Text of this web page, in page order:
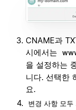
CNAME과
시에서는
을 설정하는
니다. 선택한
요.
변경 사항 모두